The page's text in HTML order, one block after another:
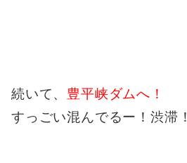
続いて、 豊平峡ダムへ！
すっごい混んでるー！渋滞！